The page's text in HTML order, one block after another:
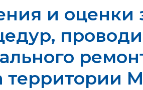
и оценки
территории